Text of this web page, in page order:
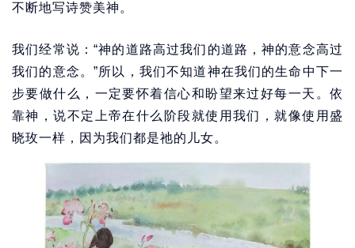
不断地写诗赞美神。
我们经常说：“神的道路高过我们的道路，神的意念高过
我们的意念。”所以，我们不知道神在我们的生命中下一
步要做什么，一定要怀着信心和盼望来过好每一天。依
靠神，说不定上帝在什么阶段就使用我们，就像使用盛
晓玫一样，因为我们都是祂的儿女。